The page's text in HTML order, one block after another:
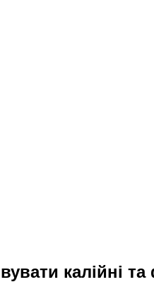
калійні